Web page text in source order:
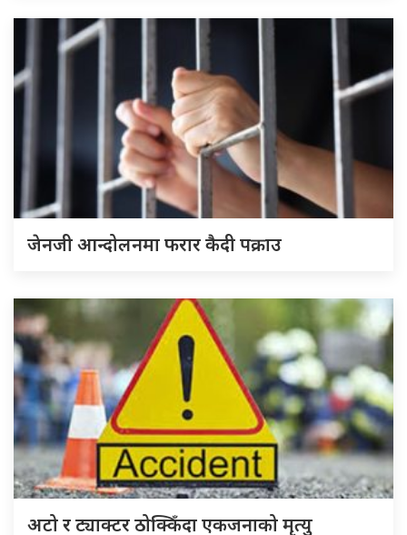
जेनजी आन्दोलनमा फरार कैदी पक्राउ
अटो र ट्याक्टर ठोक्किँदा एकजनाको मृत्यु